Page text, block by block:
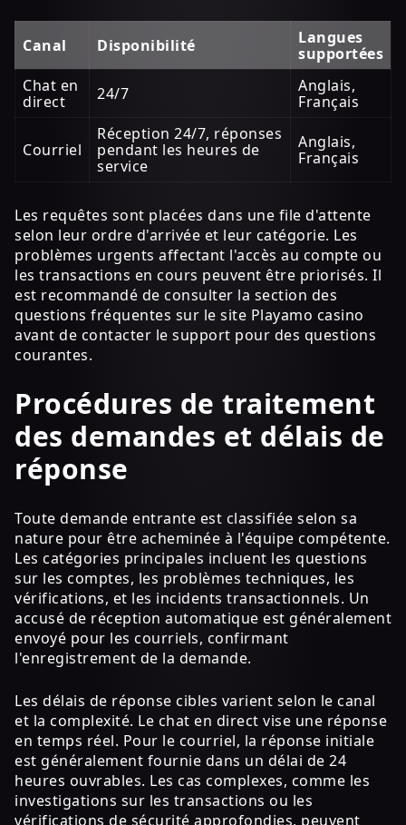
Canal Disponibilité
Langues
supportées
Chat en
direct
24/7
Anglais,
Français
Courriel
Réception 24/7, réponses
pendant les heures de
service
Anglais,
Français
Les requêtes sont placées dans une file d'attente
selon leur ordre d'arrivée et leur catégorie. Les
problèmes urgents affectant l'accès au compte ou
les transactions en cours peuvent être priorisés. Il
est recommandé de consulter la section des
questions fréquentes sur le site Playamo casino
avant de contacter le support pour des questions
courantes.
Procédures de traitement
des demandes et délais de
réponse
Toute demande entrante est classifiée selon sa
nature pour être acheminée à l'équipe compétente.
Les catégories principales incluent les questions
sur les comptes, les problèmes techniques, les
vérifications, et les incidents transactionnels. Un
accusé de réception automatique est généralement
envoyé pour les courriels, confirmant
l'enregistrement de la demande.
Les délais de réponse cibles varient selon le canal
et la complexité. Le chat en direct vise une réponse
en temps réel. Pour le courriel, la réponse initiale
est généralement fournie dans un délai de 24
heures ouvrables. Les cas complexes, comme les
investigations sur les transactions ou les
vérifications de sécurité approfondies, peuvent